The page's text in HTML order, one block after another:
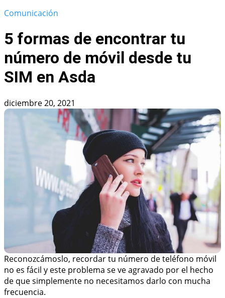
Comunicación
5 formas de encontrar tu
número de móvil desde tu
SIM en Asda
diciembre 20, 2021
Reconozcámoslo, recordar tu número de teléfono móvil
no es fácil y este problema se ve agravado por el hecho
de que simplemente no necesitamos darlo con mucha
frecuencia.